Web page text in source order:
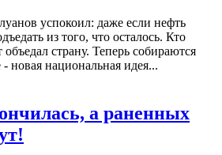
успокоил: даже если нефть
из того, что осталось. Кто
объедал страну. Теперь собираются
новая национальная идея...
а раненных